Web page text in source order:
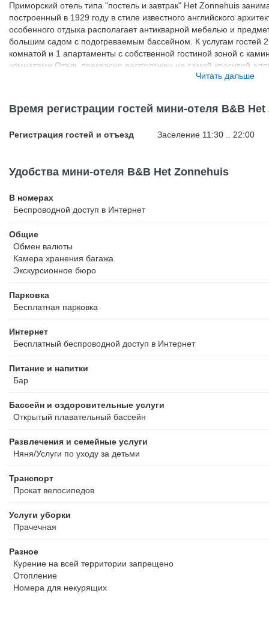
Приморский отель типа "постель и завтрак" Het Zonnehuis
построенный в 1929 году в стиле известного английского
особенного отдыха располагает антикварной мебелью и
большим садом с подогреваемым бассейном. К услугам гостей
комнатой и 1 апартаменты с собственной гостиной зоной с
комнатами.Отель прекрасно расположен на самой красивой
Читать дальше
Время регистрации гостей мини-отеля B&B
Регистрация гостей и отъезд Заселение 11:30 .. 22:00
Удобства мини-отеля B&B Het Zonnehuis
В номерах
Беспроводной доступ в Интернет
Общие
Обмен валюты
Камера хранения багажа
Экскурсионное бюро
Парковка
Бесплатная парковка
Интернет
Бесплатный беспроводной доступ в Интернет
Питание и напитки
Бар
Бассейн и оздоровительные услуги
Открытый плавательный бассейн
Развлечения и семейные услуги
Няня/Услуги по уходу за детьми
Транспорт
Прокат велосипедов
Услуги уборки
Прачечная
Разное
Курение на всей территории запрещено
Отопление
Номера для некурящих